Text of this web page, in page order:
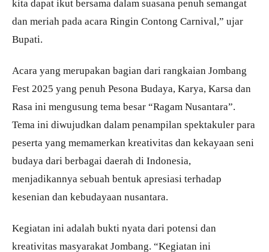
kita dapat ikut bersama dalam suasana penuh semangat
dan meriah pada acara Ringin Contong Carnival,” ujar
Bupati.
Acara yang merupakan bagian dari rangkaian Jombang
Fest 2025 yang penuh Pesona Budaya, Karya, Karsa dan
Rasa ini mengusung tema besar “Ragam Nusantara”.
Tema ini diwujudkan dalam penampilan spektakuler para
peserta yang memamerkan kreativitas dan kekayaan seni
budaya dari berbagai daerah di Indonesia,
menjadikannya sebuah bentuk apresiasi terhadap
kesenian dan kebudayaan nusantara.
Kegiatan ini adalah bukti nyata dari potensi dan
kreativitas masyarakat Jombang. “Kegiatan ini